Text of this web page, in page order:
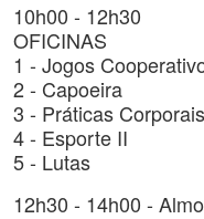
10h00 - 12h30
OFICINAS
1 - Jogos
2 - Capoeira
3 - Práticas
4 - Esporte II
5 - Lutas
12h30 - 14h00 -